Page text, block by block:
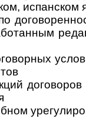
испан­ском